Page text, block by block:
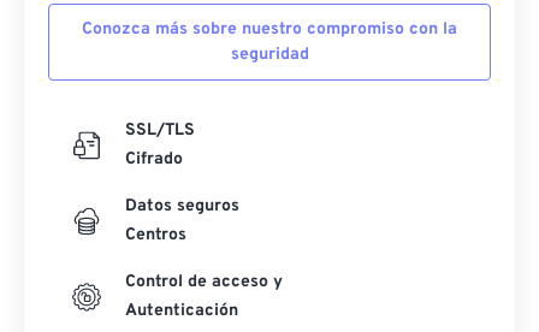
Conozca más sobre nuestro compromiso con la
seguridad
SSL/TLS
Cifrado
Datos seguros
Centros
Control de acceso y
Autenticación